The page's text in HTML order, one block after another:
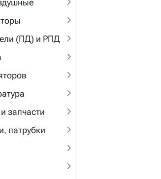
(ПД) и РПД
запчасти
патрубки